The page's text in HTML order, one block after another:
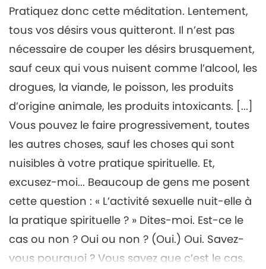
Entre Maître et disciples 2023-06-09 6734Vues
5
L’amour est la lumière d’un
vrai cœur humain, partie 5/9
Entre Maître et disciples 2023-06-10
6
35:18
L’amour est la lumière d’un
vrai cœur humain, partie 6/9
Entre Maître et disciples 2023-06-11 4939Vues
33:58
L’amour est la lumière d’un
vrai cœur humain, partie 7/9
Entre Maître et disciples 2023-06-12 5276Vues
Pratiquez donc cette méditation. Lentement,
tous vos désirs vous quitteront. Il n’est pas
nécessaire de couper les désirs brusquement,
sauf ceux qui vous nuisent comme l’alcool, les
drogues, la viande, le poisson, les produits
d’origine animale, les produits intoxicants. [...]
Vous pouvez le faire progressivement, toutes
les autres choses, sauf les choses qui sont
nuisibles à votre pratique spirituelle. Et,
excusez-moi... Beaucoup de gens me posent
cette question : « L’activité sexuelle nuit-elle à
la pratique spirituelle ? » Dites-moi. Est-ce le
cas ou non ? Oui ou non ? (Oui.) Oui. Savez-
vous pourquoi ? Vous savez que c’est le cas,